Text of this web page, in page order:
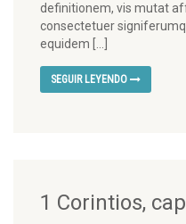
definitionem, vis mutat
consectetuer
equidem […]
SEGUIR LEYENDO
1 Corintios,